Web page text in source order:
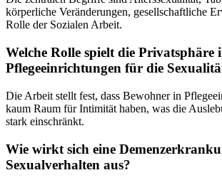
körperliche Veränderungen, gesellschaftliche
Rolle der Sozialen Arbeit.
Welche Rolle spielt die Privatsphäre
Pflegeeinrichtungen für die
Die Arbeit stellt fest, dass Bewohner in
kaum Raum für Intimität haben, was die
stark einschränkt.
Wie wirkt sich eine
Sexualverhalten aus?